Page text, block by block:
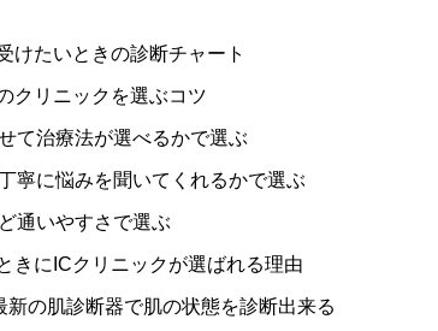
けたいときの診断チャート
クリニックを選ぶコツ
て治療法が選べるかで選ぶ
寧に悩みを聞いてくれるかで選ぶ
通いやすさで選ぶ
きにICクリニックが選ばれる理由
新の肌診断器で肌の状態を診断出来る